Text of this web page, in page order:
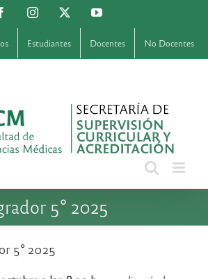
FacebookInstagram YouTube
Estudiantes Docentes No Docentes
5° 2025
5° 2025